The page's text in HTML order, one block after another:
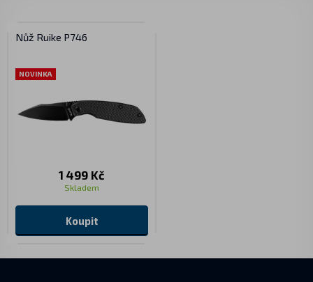
Nůž Ruike P746
NOVINKA
1 499 Kč
Skladem
Koupit